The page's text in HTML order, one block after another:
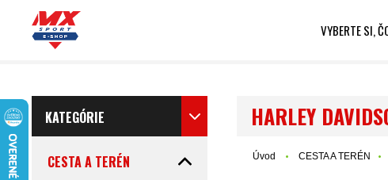
VYBERTE SI,
KATEGÓRIE
CESTA A TERÉN
HARLEY
Úvod CESTA A TERÉN